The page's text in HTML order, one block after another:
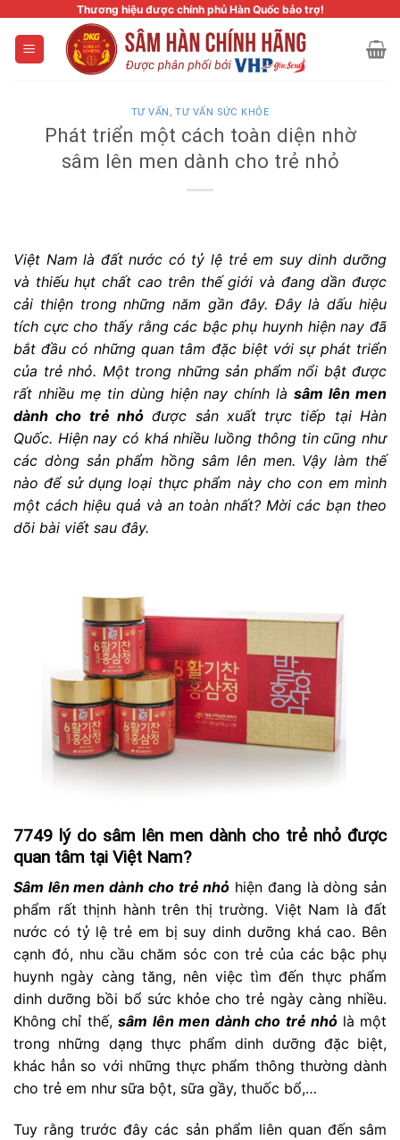
content
Thương hiệu được chính phủ Hàn Quốc bảo trợ!
TƯ VẤN ,TƯ VẤN SỨC KHỎE
Phát triển một cách toàn diện nhờ
sâm lên men dành cho trẻ nhỏ
Việt Nam là đất nước có tỷ lệ trẻ em suy dinh dưỡng
và thiếu hụt chất cao trên thế giới và đang dần được
cải thiện trong những năm gần đây. Đây là dấu hiệu
tích cực cho thấy rằng các bậc phụ huynh hiện nay đã
bắt đầu có những quan tâm đặc biệt với sự phát triển
của trẻ nhỏ. Một trong những sản phẩm nổi bật được
rất nhiều mẹ tin dùng hiện nay chính làsâm lên men
dành cho trẻ nhỏđược sản xuất trực tiếp tại Hàn
Quốc. Hiện nay có khá nhiều luồng thông tin cũng như
các dòng sản phẩm hồng sâm lên men. Vậy làm thế
nào để sử dụng loại thực phẩm này cho con em mình
một cách hiệu quả và an toàn nhất? Mời các bạn theo
dõi bài viết sau đây.
7749 lý do sâm lên men dành cho trẻ nhỏ được
quan tâm tại Việt Nam?
Sâm lên men dành cho trẻ nhỏ hiện đang là dòng sản
phẩm rất thịnh hành trên thị trường. Việt Nam là đất
nước có tỷ lệ trẻ em bị suy dinh dưỡng khá cao. Bên
cạnh đó, nhu cầu chăm sóc con trẻ của các bậc phụ
huynh ngày càng tăng, nên việc tìm đến thực phẩm
dinh dưỡng bồi bổ sức khỏe cho trẻ ngày càng nhiều.
Không chỉ thế,sâm lên men dành cho trẻ nhỏ là một
trong những dạng thực phẩm dinh dưỡng đặc biệt,
khác hẳn so với những thực phẩm thông thường dành
cho trẻ em như sữa bột, sữa gầy, thuốc bổ,…
Tuy rằng trước đây các sản phẩm liên quan đến sâm